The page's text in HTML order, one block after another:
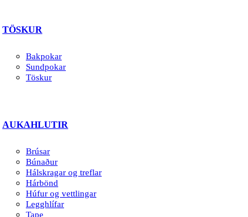
TÖSKUR
Bakpokar
Sundpokar
Töskur
AUKAHLUTIR
Brúsar
Búnaður
Hálskragar og treflar
Hárbönd
Húfur og vettlingar
Legghlífar
Tape